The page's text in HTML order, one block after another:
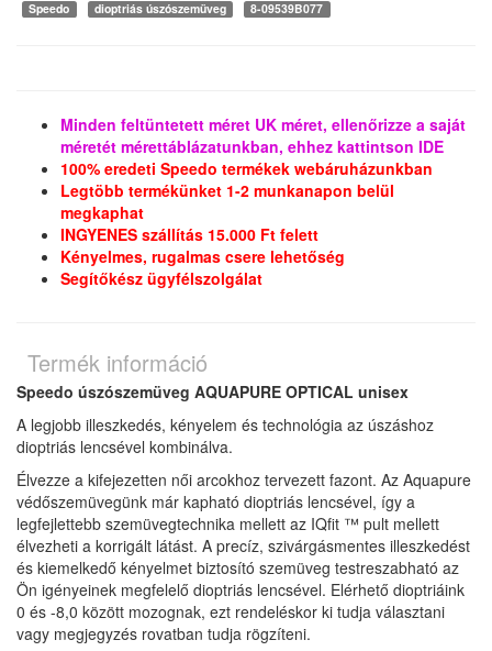
Speedo dioptriás úszószemüveg 8-09539B077
Minden feltüntetett méret UK méret, ellenőrizze a saját
méretét mérettáblázatunkban, ehhez kattintson IDE
100% eredeti Speedo termékek webáruházunkban
Legtöbb termékünket 1-2 munkanapon belül
megkaphat
INGYENES szállítás 15.000 Ft felett
Kényelmes, rugalmas csere lehetőség
Segítőkész ügyfélszolgálat
Termék információ
Speedo úszószemüveg AQUAPURE OPTICAL unisex
A legjobb illeszkedés, kényelem és technológia az úszáshoz
dioptriás lencsével kombinálva.
Élvezze a kifejezetten női arcokhoz tervezett fazont. Az Aquapure
védőszemüvegünk már kapható dioptriás lencsével, így a
legfejlettebb szemüvegtechnika mellett az IQfit ™ pult mellett
élvezheti a korrigált látást. A precíz, szivárgásmentes illeszkedést
és kiemelkedő kényelmet biztosító szemüveg testreszabható az
Ön igényeinek megfelelő dioptriás lencsével. Elérhető dioptriáink
0 és -8,0 között mozognak, ezt rendeléskor ki tudja választani
vagy megjegyzés rovatban tudja rögzíteni.